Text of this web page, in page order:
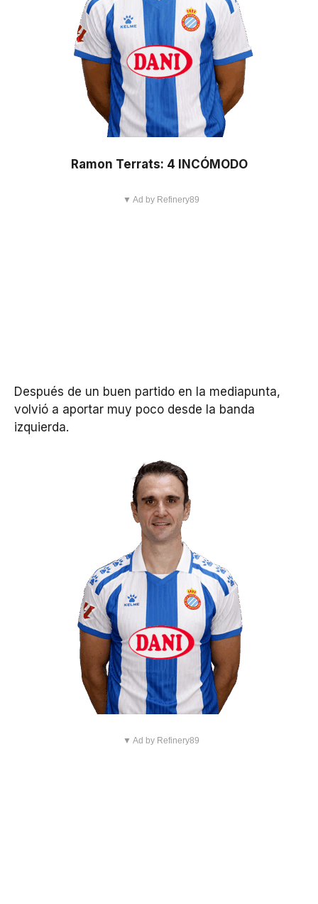
Ramon Terrats: 4 INCÓMODO
▼ Ad by Refinery89
Después de un buen partido en la mediapunta,
volvió a aportar muy poco desde la banda
izquierda.
▼ Ad by Refinery89